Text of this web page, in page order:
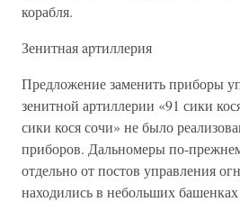
корабля.
Зенитная apтиллерия
Предложение заменить приборы
зенитной артиллерии «91 сики
сики кося сочи» не было
приборов. Дальномеры по-
отдельно от постов управления
находились в небольших